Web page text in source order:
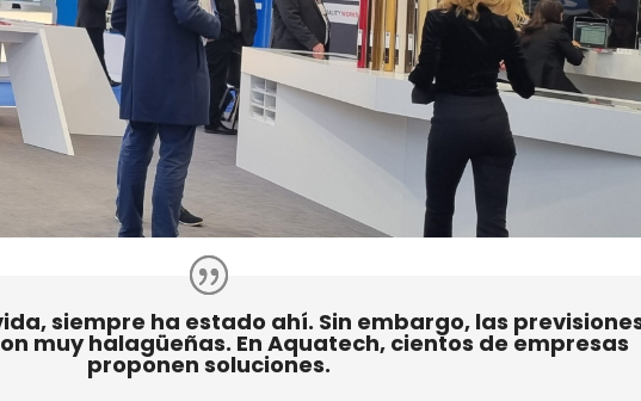
siempre ha estado ahí. Sin embargo, las
muy halagüeñas. En Aquatech, cientos de empresas
proponen soluciones.